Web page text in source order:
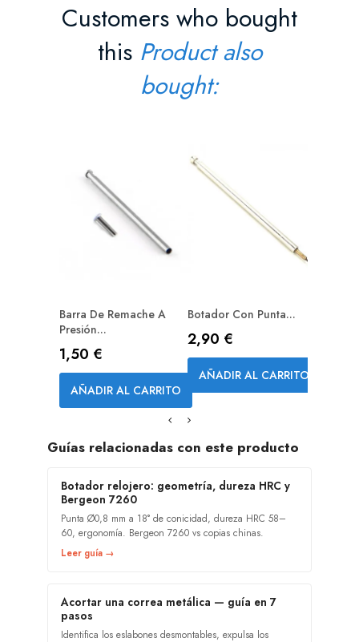
Customers who bought
this Product also
bought:
Barra De Remache A
Presión...
Precio
1,50 €
AÑADIR AL CARRITO
Botador Con Punta...
Precio
2,90 €
AÑADIR AL CARRITO
Guías relacionadas con este producto
Botador relojero: geometría, dureza HRC y
Bergeon 7260
Punta Ø0,8 mm a 18° de conicidad, dureza HRC 58–
60, ergonomía. Bergeon 7260 vs copias chinas.
Leer guía →
Acortar una correa metálica — guía en 7
pasos
Identifica los eslabones desmontables, expulsa los